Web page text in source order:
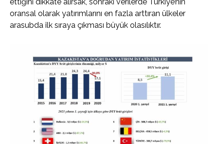
oransal olarak yatırımlarını en fazla arttıran ülkeler
arasubda ilk sıraya çıkması büyük olasılıktır.